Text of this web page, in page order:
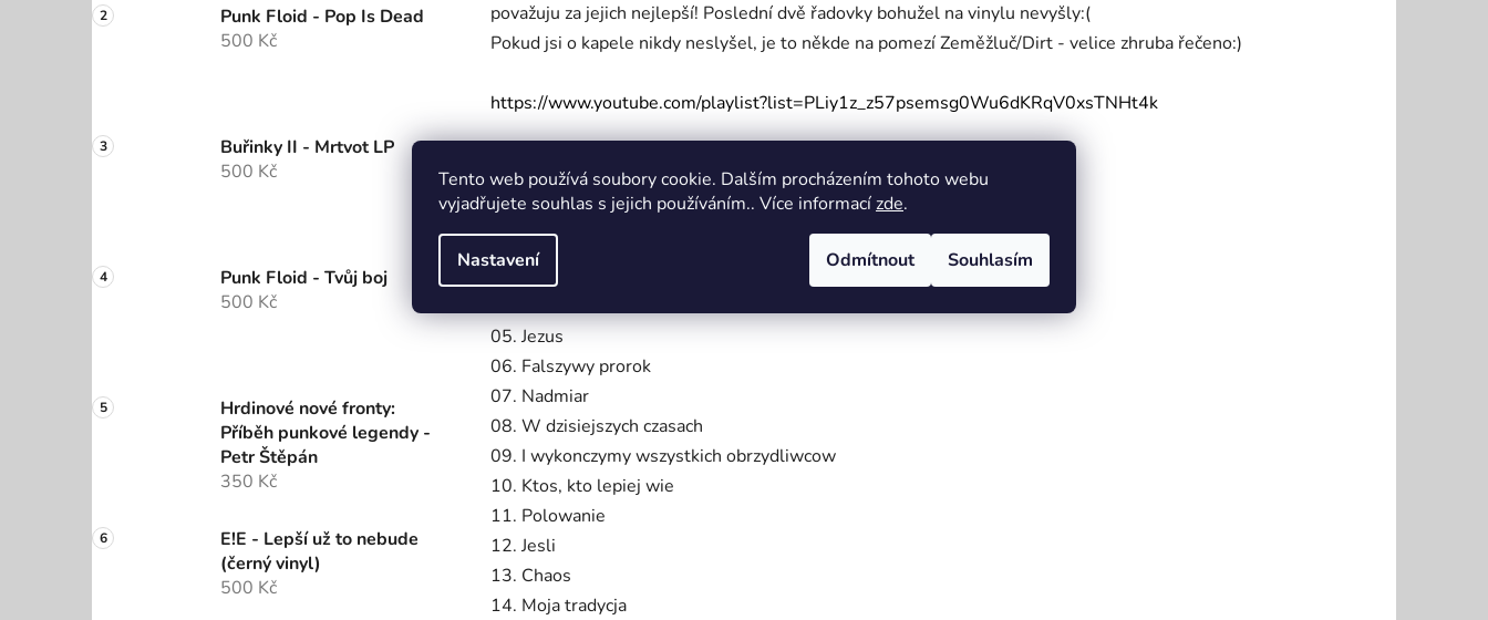
Tento web používá soubory cookie. Dalším procházením tohoto webu
vyjadřujete souhlas s jejich používáním.. Více informacízde.
Nastavení Odmítnout Souhlasím
Punk Floid - Pop Is Dead
500 Kč
Buřinky II - Mrtvot LP
500 Kč
Punk Floid - Tvůj boj
500 Kč
Hrdinové nové fronty:
Příběh punkové legendy -
Petr Štěpán
350 Kč
E!E - Lepší už to nebude
(černý vinyl)
500 Kč
považuju za jejich nejlepší! Poslední dvě řadovky bohužel na vinylu nevyšly:(
Pokud jsi o kapele nikdy neslyšel, je to někde na pomezí Zeměžluč/Dirt - velice zhruba řečeno:)
https://www.youtube.com/playlist?list=PLiy1z_z57psemsg0Wu6dKRqV0xsTNHt4k
Tracklist:
01. Od wschodu do zachodu
02. Nierzad w rzadzie
03. Ukryta kamera
05. Jezus
06. Falszywy prorok
07. Nadmiar
08. W dzisiejszych czasach
09. I wykonczymy wszystkich obrzydliwcow
10. Ktos, kto lepiej wie
11. Polowanie
12. Jesli
13. Chaos
14. Moja tradycja